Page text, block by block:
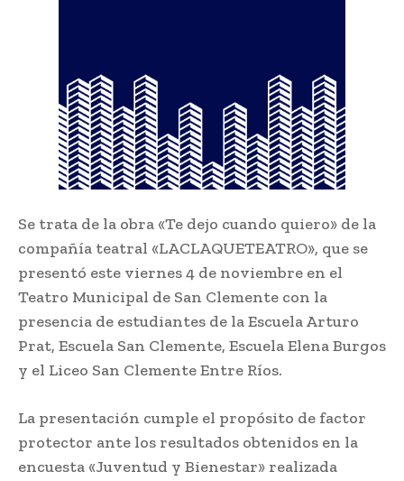
Se trata de la obra «Te dejo cuando quiero» de la
compañía teatral «LACLAQUETEATRO», que se
presentó este viernes 4 de noviembre en el
Teatro Municipal de San Clemente con la
presencia de estudiantes de la Escuela Arturo
Prat, Escuela San Clemente, Escuela Elena Burgos
y el Liceo San Clemente Entre Ríos.
La presentación cumple el propósito de factor
protector ante los resultados obtenidos en la
encuesta «Juventud y Bienestar» realizada